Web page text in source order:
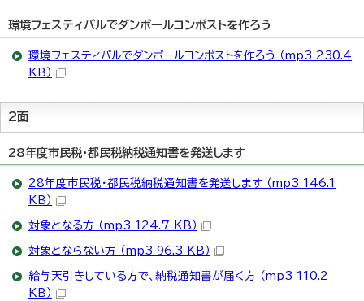
環境フェスティバルでダンボールコンポストを作ろう
環境フェスティバルでダンボールコンポストを作ろう （mp3 230.4
KB）
2面
28年度市民税・都民税納税通知書を発送します
28年度市民税・都民税納税通知書を発送します （mp3 146.1
KB）
対象となる方 （mp3 124.7 KB）
対象とならない方 （mp3 96.3 KB）
給与天引きしている方で、納税通知書が届く方 （mp3 110.2
KB）